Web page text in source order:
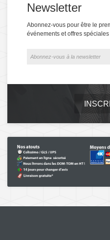
Newsletter
Abonnez-vous pour être le
événements et offres spéciales